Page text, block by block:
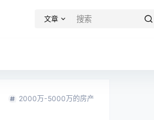
文章
2000万-5000万的房产